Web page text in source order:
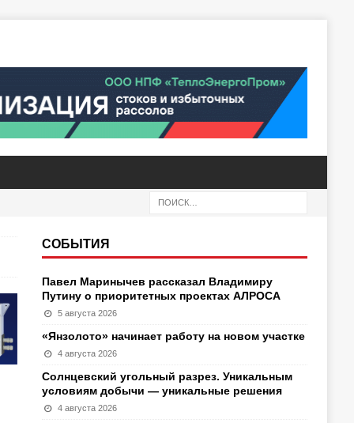
СОБЫТИЯ
Павел Маринычев рассказал Владимиру
Путину о приоритетных проектах АЛРОСА
5 августа 2026
«Янзолото» начинает работу на новом участке
4 августа 2026
Солнцевский угольный разрез. Уникальным
условиям добычи — уникальные решения
4 августа 2026